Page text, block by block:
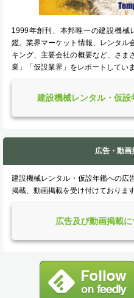
1999年創刊、本邦唯一の建設機械
鑑。業界マーケット情報、レンタル
キング、主要会社の概要など、さま
業」「仮設業界」をレポートしていま
建設機械レンタル・仮
広告・動画
建設機械レンタル・仮設年鑑への広
掲載、動画掲載を受け付けております
広告及び動画掲載